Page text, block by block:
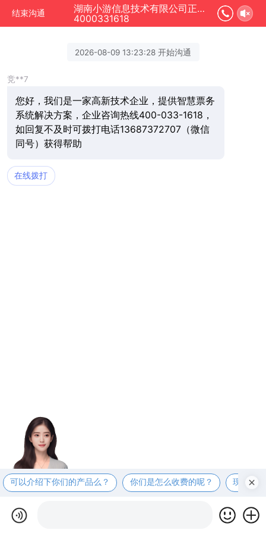
结束沟通
湖南小游信息技术有限公司正在为您服务
4000331618
2026-08-09 13:23:28 开始沟通
竞**7
您好，我们是一家高新技术企业，提供智慧票务
系统解决方案，企业咨询热线400-033-1618，
如回复不及时可拨打电话13687372707（微信
同号）获得帮助
在线拨打
可以介绍下你们的产品么？ 你们是怎么收费的呢？ 现在有